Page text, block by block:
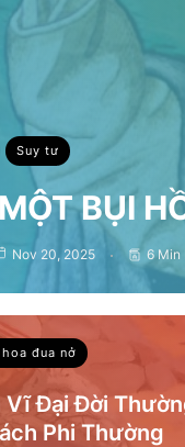
Suy tư
BỤI
Nov 20, 2025 6 Min
đua nở
Đại Đời
Phi Thường